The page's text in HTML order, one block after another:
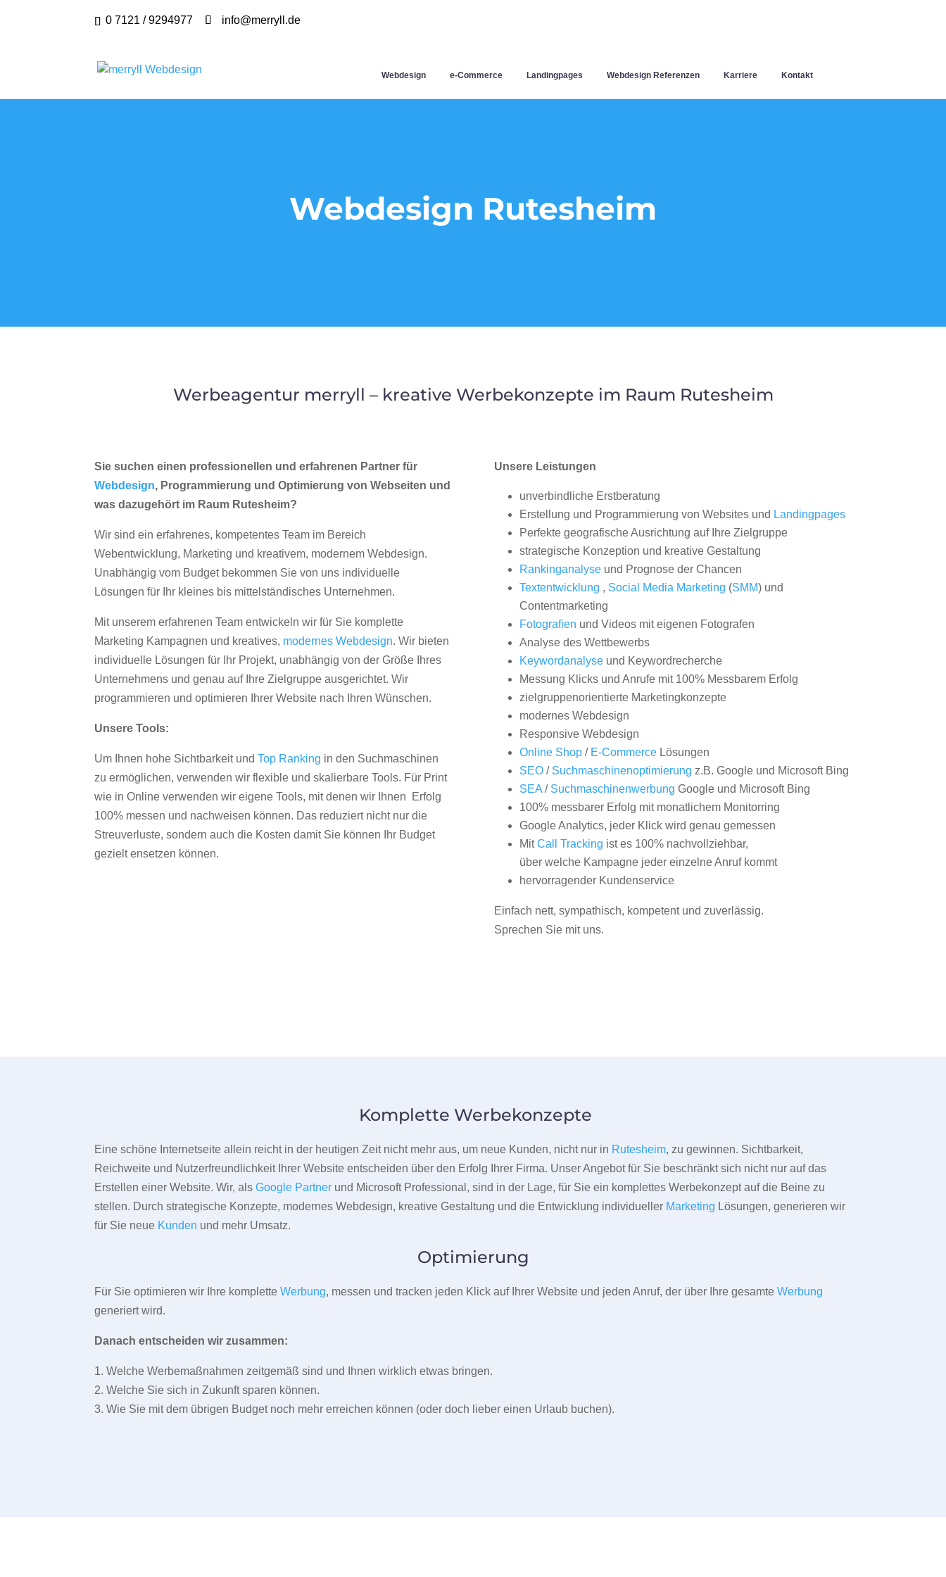
0 7121 / 9294977 info@merryll.de
Webdesign e-Commerce Landingpages Webdesign Referenzen Karriere Kontakt
Webdesign Rutesheim
Werbeagentur merryll – kreative Werbekonzepte im Raum Rutesheim
Sie suchen einen professionellen und erfahrenen Partner für
Webdesign, Programmierung und Optimierung von Webseiten und
was dazugehört im Raum Rutesheim?
Wir sind ein erfahrenes, kompetentes Team im Bereich
Webentwicklung, Marketing und kreativem, modernem Webdesign.
Unabhängig vom Budget bekommen Sie von uns individuelle
Lösungen für Ihr kleines bis mittelständisches Unternehmen.
Mit unserem erfahrenen Team entwickeln wir für Sie komplette
Marketing Kampagnen und kreatives, modernes Webdesign. Wir bieten
individuelle Lösungen für Ihr Projekt, unabhängig von der Größe Ihres
Unternehmens und genau auf Ihre Zielgruppe ausgerichtet. Wir
programmieren und optimieren Ihrer Website nach Ihren Wünschen.
Unsere Tools:
Um Ihnen hohe Sichtbarkeit undTop Ranking in den Suchmaschinen
zu ermöglichen, verwenden wir flexible und skalierbare Tools. Für Print
wie in Online verwenden wir eigene Tools, mit denen wir Ihnen Erfolg
100% messen und nachweisen können. Das reduziert nicht nur die
Streuverluste, sondern auch die Kosten damit Sie können Ihr Budget
gezielt ensetzen können.
Unsere Leistungen
unverbindliche Erstberatung
Erstellung und Programmierung von Websites und Landingpages
Perfekte geografische Ausrichtung auf Ihre Zielgruppe
strategische Konzeption und kreative Gestaltung
Rankinganalyseund Prognose der Chancen
Textentwicklung , Social Media Marketing (SMM) und
Contentmarketing
Fotografien und Videos mit eigenen Fotografen
Analyse des Wettbewerbs
Keywordanalyseund Keywordrecherche
Messung Klicks und Anrufe mit 100% Messbarem Erfolg
zielgruppenorientierte Marketingkonzepte
modernes Webdesign
Responsive Webdesign
Online Shop/ E-CommerceLösungen
SEO/ Suchmaschinenoptimierung z.B. Google und Microsoft Bing
SEA/ Suchmaschinenwerbung Google und Microsoft Bing
100% messbarer Erfolg mit monatlichem Monitorring
Google Analytics, jeder Klick wird genau gemessen
MitCall Tracking ist es 100% nachvollziehbar,
über welche Kampagne jeder einzelne Anruf kommt
hervorragender Kundenservice
Einfach nett, sympathisch, kompetent und zuverlässig.
Sprechen Sie mit uns.
Komplette Werbekonzepte
Eine schöne Internetseite allein reicht in der heutigen Zeit nicht mehr aus, um neue Kunden, nicht nur in Rutesheim, zu gewinnen. Sichtbarkeit,
Reichweite und Nutzerfreundlichkeit Ihrer Website entscheiden über den Erfolg Ihrer Firma. Unser Angebot für Sie beschränkt sich nicht nur auf das
Erstellen einer Website. Wir, alsGoogle Partner und Microsoft Professional, sind in der Lage, für Sie ein komplettes Werbekonzept auf die Beine zu
stellen. Durch strategische Konzepte, modernes Webdesign, kreative Gestaltung und die Entwicklung individueller Marketing Lösungen, generieren wir
für Sie neue Kunden und mehr Umsatz.
Optimierung
Für Sie optimieren wir Ihre kompletteWerbung, messen und tracken jeden Klick auf Ihrer Website und jeden Anruf, der über Ihre gesamteWerbung
generiert wird.
Danach entscheiden wir zusammen:
1. Welche Werbemaßnahmen zeitgemäß sind und Ihnen wirklich etwas bringen.
2. Welche Sie sich in Zukunft sparen können.
3. Wie Sie mit dem übrigen Budget noch mehr erreichen können (oder doch lieber einen Urlaub buchen).